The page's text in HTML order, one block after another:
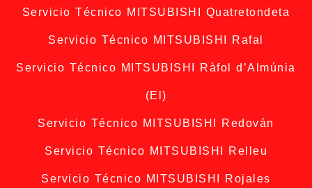
Servicio Técnico MITSUBISHI Quatretondeta
Servicio Técnico MITSUBISHI Rafal
Servicio Técnico MITSUBISHI Ràfol d’Almúnia
(El)
Servicio Técnico MITSUBISHI Redován
Servicio Técnico MITSUBISHI Relleu
Servicio Técnico MITSUBISHI Rojales